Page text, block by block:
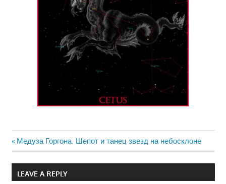
Навигация
по
Previous
Post:
Медуза Горгона. Шепот и танец звезд на небосклоне
LEAVE A REPLY